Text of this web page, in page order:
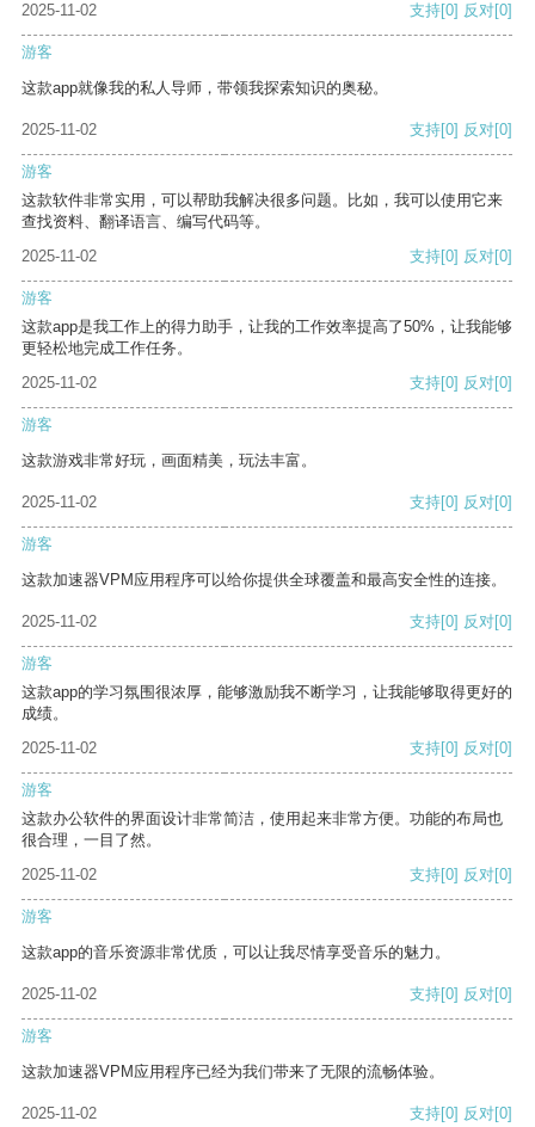
2025-11-02
支持[0] 反对[0]
游客
这款app就像我的私人导师，带领我探索知识的奥秘。
2025-11-02 支持[0] 反对[0]
游客
这款软件非常实用，可以帮助我解决很多问题。比如，我可以使用它来
查找资料、翻译语言、编写代码等。
2025-11-02
支持[0] 反对[0]
游客
这款app是我工作上的得力助手，让我的工作效率提高了50%，让我能够
更轻松地完成工作任务。
2025-11-02
支持[0] 反对[0]
游客
这款游戏非常好玩，画面精美，玩法丰富。
2025-11-02 支持[0] 反对[0]
游客
这款加速器VPM应用程序可以给你提供全球覆盖和最高安全性的连接。
2025-11-02 支持[0] 反对[0]
游客
这款app的学习氛围很浓厚，能够激励我不断学习，让我能够取得更好的
成绩。
2025-11-02
支持[0] 反对[0]
游客
这款办公软件的界面设计非常简洁，使用起来非常方便。功能的布局也
很合理，一目了然。
2025-11-02
支持[0] 反对[0]
游客
这款app的音乐资源非常优质，可以让我尽情享受音乐的魅力。
2025-11-02 支持[0] 反对[0]
游客
这款加速器VPM应用程序已经为我们带来了无限的流畅体验。
2025-11-02 支持[0] 反对[0]